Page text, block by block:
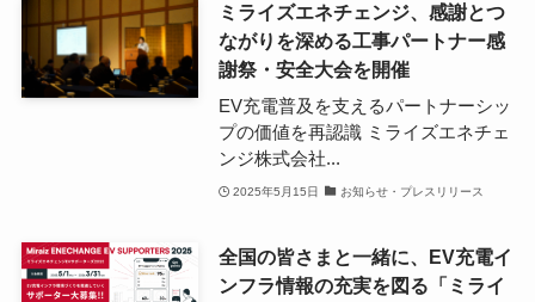
ミライズエネチェンジ、感謝とつ
ながりを深める工事パートナー感
謝祭・安全大会を開催
EV充電普及を支えるパートナーシッ
プの価値を再認識 ミライズエネチェ
ンジ株式会社...
2025年5月15日 お知らせ・プレスリリース
全国の皆さまと一緒に、EV充電イ
ンフラ情報の充実を図る「ミライ